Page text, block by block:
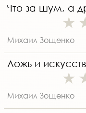
Что за шум, а
Михаил Зощенко
Ложь и
Михаил Зощенко